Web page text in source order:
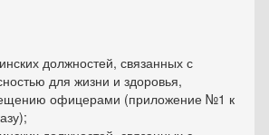
должностей, связанных с
для жизни и здоровья,
офицерами (приложение №1 к